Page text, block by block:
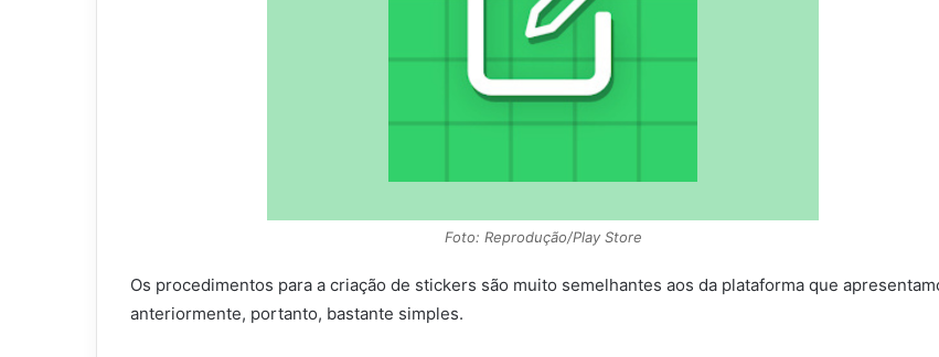
Foto: Reprodução/Play Store
Os procedimentos para a criação de stickers são muito semelhantes aos da plataforma que
anteriormente, portanto, bastante simples.